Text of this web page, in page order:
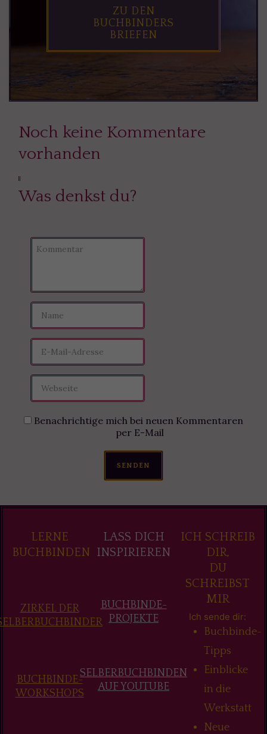
ZU DEN
BUCHBINDERS
BRIEFEN
Noch keine Kommentare
vorhanden
Was denkst du?
Benachrichtige mich bei neuen Kommentaren
per E-Mail
SENDEN
LERNE
BUCHBINDEN
ZIRKEL DER
BUCHBINDE-
WORKSHOPS
LASS DICH
INSPIRIEREN
BUCHBINDE-
PROJEKTE
SELBERBUCHBINDEN
AUF YOUTUBE
ICH SCHREIB
DIR,
DU
SCHREIBST
MIR
Ich sende dir:
Buchbinde-
Tipps
Einblicke
in die
Werkstatt
Neue